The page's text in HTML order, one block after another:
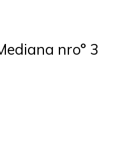
nro° 3